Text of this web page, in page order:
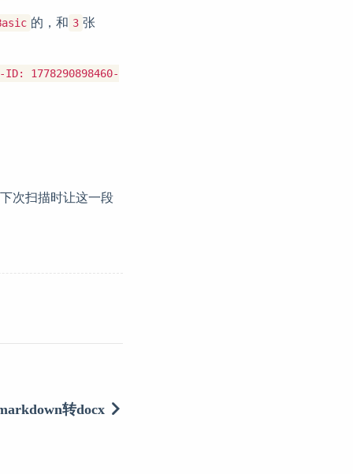
的，和 3 张
1778290898460-
次扫描时让这一段
转docx